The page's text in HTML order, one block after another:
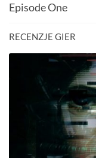
Episode One
RECENZJE GIER